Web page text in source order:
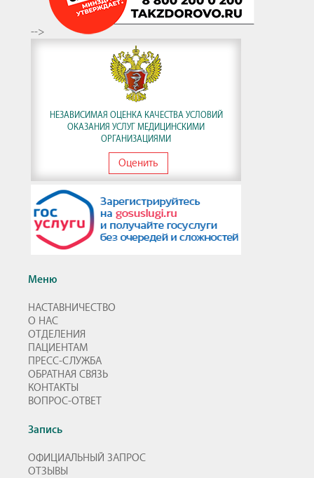
-->
НЕЗАВИСИМАЯ ОЦЕНКА КАЧЕСТВА УСЛОВИЙ
ОКАЗАНИЯ УСЛУГ МЕДИЦИНСКИМИ
ОРГАНИЗАЦИЯМИ
Оценить
Меню
НАСТАВНИЧЕСТВО
О НАС
ОТДЕЛЕНИЯ
ПАЦИЕНТАМ
ПРЕСС-СЛУЖБА
ОБРАТНАЯ СВЯЗЬ
КОНТАКТЫ
ВОПРОС-ОТВЕТ
Запись
ОФИЦИАЛЬНЫЙ ЗАПРОС
ОТЗЫВЫ